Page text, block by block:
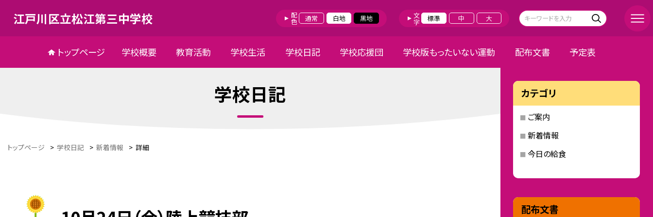
江戸川区立松江第三中学校 配色 通常 白地 黒地 文字 標準 中 大
トップページ 学校概要 教育活動 学校生活 学校日記 学校応援団 学校版もったいない運動 配布文書 予定表
学校日記
トップページ > 学校日記 > 新着情報 > 詳細
カテゴリ
ご案内
新着情報
今日の給食
配布文書